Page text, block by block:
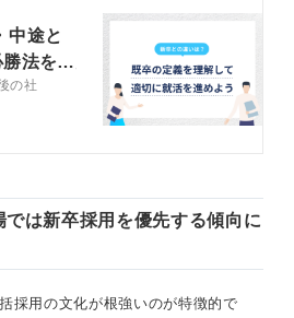
中途と
法を徹
の社
は新卒採用を優先する傾向に
採用の文化が根強いのが特徴的で